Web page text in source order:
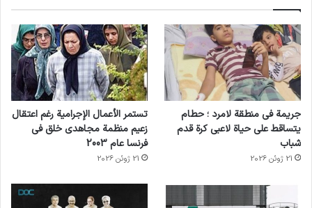
جريمة في منطقة لامرد ؛ حطام
يتساقط على حياة لاعبي كرة قدم
شباب
21 ژوئن 2026
تستمر الأعمال الإجرامية رغم اعتقال
زعيم منظمة مجاهدي خلق في
فرنسا عام 2003
21 ژوئن 2026